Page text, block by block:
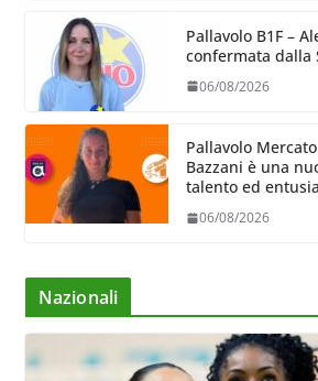
Pallavolo B1F –
confermata dalla
06/08/2026
Pallavolo
Bazzani è una
talento ed
06/08/2026
Nazionali